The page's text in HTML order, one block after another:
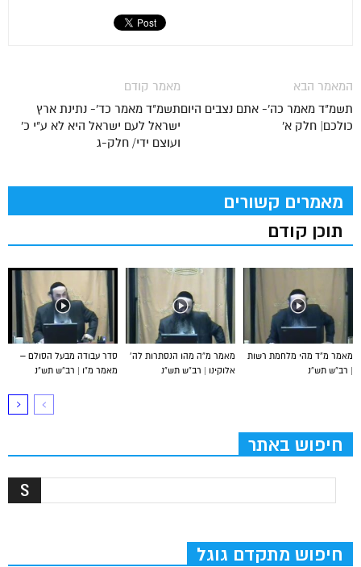
מאמר קודם
תשמ"ד מאמר כד'- נתינת ארץ
ישראל לעם ישראל היא לא ע"י כ'
ועוצם ידי/ חלק-ג
המאמר הבא
תשמ"ד מאמר כה'- אתם נצבים היום
כולכם| חלק א'
מאמרים קשורים
תוכן קודם
סדר עבודה מבעל הסולם –
מאמר מ”ו | רב”ש תש”נ
מאמר מ”ה מהו הנסתרות לה’
אלוקינו | רב”ש תש”נ
מאמר מ”ד מהי מלחמת רשות
| רב”ש תש”נ
חיפוש באתר
חיפוש מתקדם גוגל